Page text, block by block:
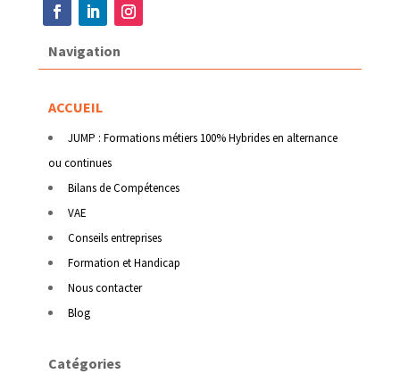
Navigation
ACCUEIL
JUMP : Formations métiers 100% Hybrides en alternance
ou continues
Bilans de Compétences
VAE
Conseils entreprises
Formation et Handicap
Nous contacter
Blog
Catégories